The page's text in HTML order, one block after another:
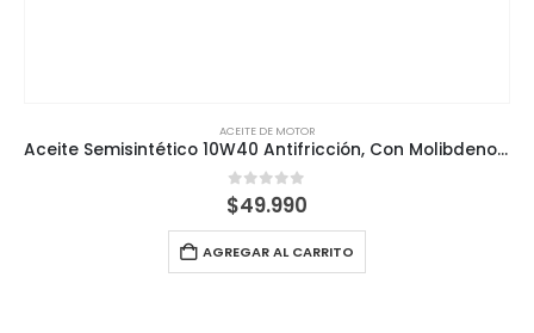
ACEITE DE MOTOR
Aceite Semisintético 10W40 Antifricción, Con Molibdeno LiquiMoly 4L
0 out of 5
$49.990
AGREGAR AL CARRITO